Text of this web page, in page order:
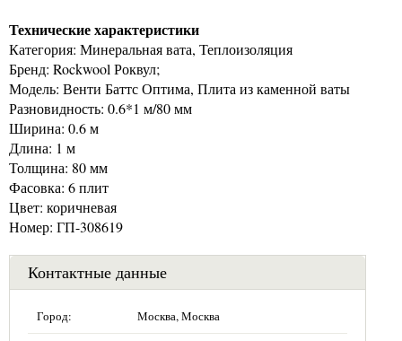
Технические характеристики
Категория: Минеральная вата, Теплоизоляция
Бренд: Rockwool Роквул;
Модель: Венти Баттс Оптима, Плита из каменной ваты
Разновидность: 0.6*1 м/80 мм
Ширина: 0.6 м
Длина: 1 м
Толщина: 80 мм
Фасовка: 6 плит
Цвет: коричневая
Номер: ГП-308619
Контактные данные
Город: Москва, Москва